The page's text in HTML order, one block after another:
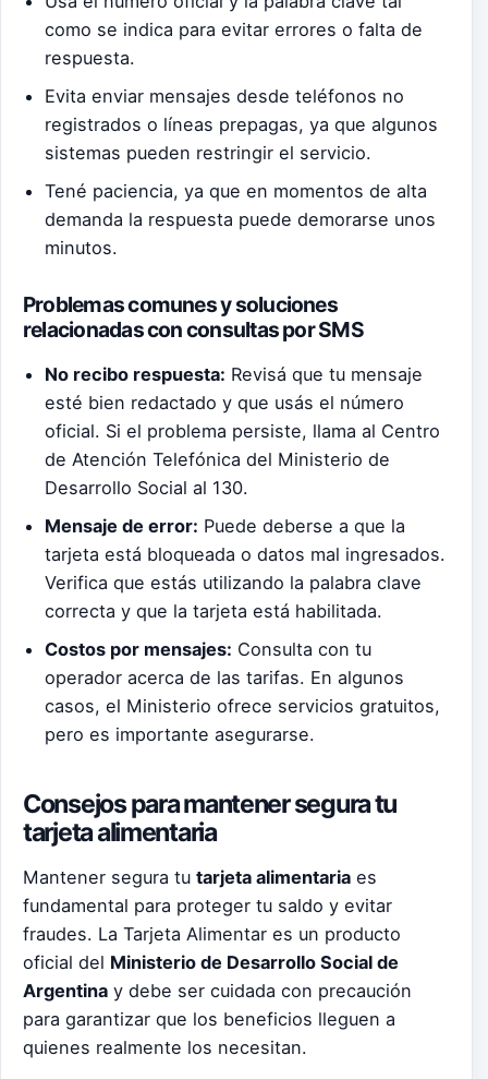
como se indica para evitar errores o falta de
respuesta.
Evita enviar mensajes desde teléfonos no
registrados o líneas prepagas, ya que algunos
sistemas pueden restringir el servicio.
Tené paciencia, ya que en momentos de alta
demanda la respuesta puede demorarse unos
minutos.
Problemas comunes y soluciones
relacionadas con consultas por SMS
No recibo respuesta: Revisá que tu mensaje
esté bien redactado y que usás el número
oficial. Si el problema persiste, llama al Centro
de Atención Telefónica del Ministerio de
Desarrollo Social al 130.
Mensaje de error: Puede deberse a que la
tarjeta está bloqueada o datos mal ingresados.
Verifica que estás utilizando la palabra clave
correcta y que la tarjeta está habilitada.
Costos por mensajes: Consulta con tu
operador acerca de las tarifas. En algunos
casos, el Ministerio ofrece servicios gratuitos,
pero es importante asegurarse.
Consejos para mantener segura tu
tarjeta alimentaria
Mantener segura tu tarjeta alimentaria es
fundamental para proteger tu saldo y evitar
fraudes. La Tarjeta Alimentar es un producto
oficial del Ministerio de Desarrollo Social de
Argentina y debe ser cuidada con precaución
para garantizar que los beneficios lleguen a
quienes realmente los necesitan.